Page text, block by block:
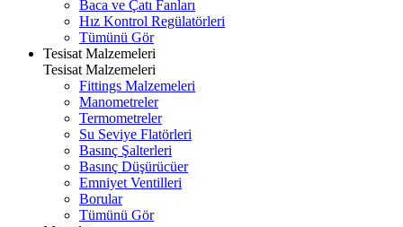
Baca ve Çatı Fanları
Hız Kontrol Regülatörleri
Tümünü Gör
Tesisat Malzemeleri
Tesisat Malzemeleri
Fittings Malzemeleri
Manometreler
Termometreler
Su Seviye Flatörleri
Basınç Şalterleri
Basınç Düşürücüer
Emniyet Ventilleri
Borular
Tümünü Gör